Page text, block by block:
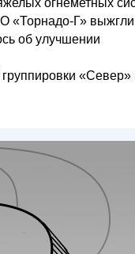
огнеметных
Г»
об улучшении